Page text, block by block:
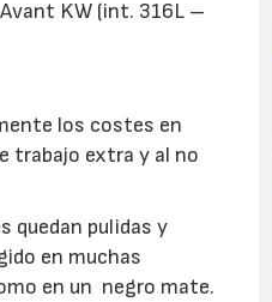
KW (int. 316L –
los costes en
trabajo extra y al no
quedan pulidas y
en muchas
en un negro mate.